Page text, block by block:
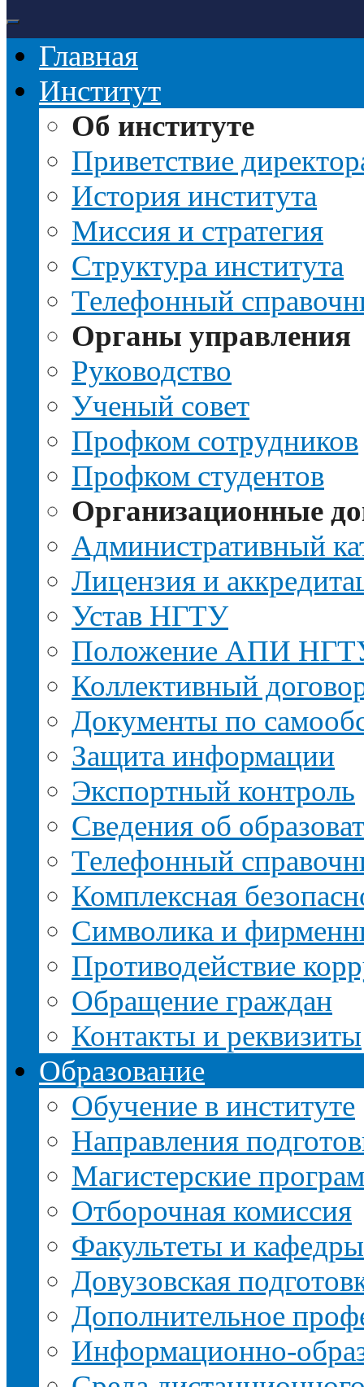
Главная
Институт
Об институте
Приветствие
История института
Миссия и стратегия
Структура института
Телефонный
Органы управления
Руководство
Ученый совет
Профком сотрудников
Профком студентов
Организационные
Административный
Лицензия и
Устав НГТУ
Положение АПИ
Коллективный
Документы по
Защита информации
Экспортный контроль
Сведения об
Телефонный
Комплексная
Символика и
Противодействие
Обращение граждан
Контакты и реквизиты
Образование
Обучение в институте
Направления
Магистерские
Отборочная комиссия
Факультеты и кафедры
Довузовская
Дополнительное
Информационно-